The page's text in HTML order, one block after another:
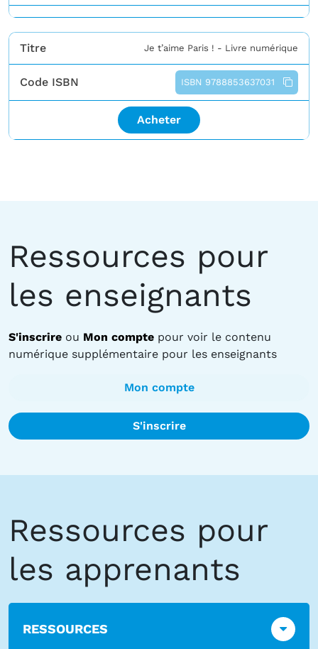
Titre Je t’aime Paris ! - Livre numérique
Code ISBN ISBN 9788853637031
Acheter
Ressources pour
les enseignants
S'inscrire ou Mon compte pour voir le contenu
numérique supplémentaire pour les enseignants
Mon compte
S'inscrire
Ressources pour
les apprenants
RESSOURCES